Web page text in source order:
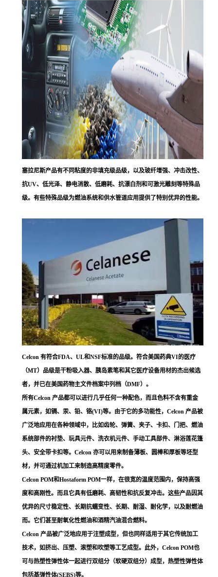
塞拉尼斯产品有不同粘度的非填充级品级，以及玻纤增强、冲击改性、
抗UV、低光泽、静电消散、低磨耗、抗漂白剂和可激光雕刻等特殊品
级。有些特殊品级为燃油系统和供水管道应用提供了特别优异的性能。
Celcon 有符合FDA、UL和NSF标准的品级。符合美国药典VI的医疗
（MT）品级是干粉吸入器、胰岛素笔和其它医疗设备用材的杰出候选
者，并已在美国药物主文件档案中列档（DMF）。
所有Celcon 产品都可以进行几乎任何一种配色，而且色料不含有重金
属元素，如镉、汞、铅、铬(VI)等。由于它的多功能性，Celcon 产品被
广泛地应用在各种领域中，比如齿轮、弹簧、夹子、卡扣、门把、燃油
系统部件的衬垫、玩具元件、洗衣机元件、手动工具部件、淋浴莲花篷
头、安全带卡扣等。Celcon 亦可以用来制备薄板、圆棒和厚板等坯型
材，并可通过机加工来制造高精度零件。
Celcon POM和Hostaform POM一样，在很宽的温度范围内，保持高强
度和高刚性。而且它具有低磨耗、高韧性和抗反复冲击。这些产品因其
优异的尺寸稳定性、长期抗蠕变性、长期、耐湿、耐化学，以及耐燃油
而。它们甚至耐氧化性燃油和酒精汽油混合燃料。
Celcon 产品被广泛地应用于注塑成型，但也同样适用于其它传统加工
技术，如挤出、压塑、滚塑和吹塑等工艺成型。此外，Celcon POM也
可与热塑性弹性体一起进行双组分（软硬双组分）成型，热塑性弹性体
包括基弹性体(SEBS)等。